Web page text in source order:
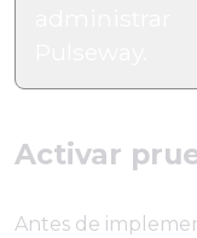
Activar
Antes de